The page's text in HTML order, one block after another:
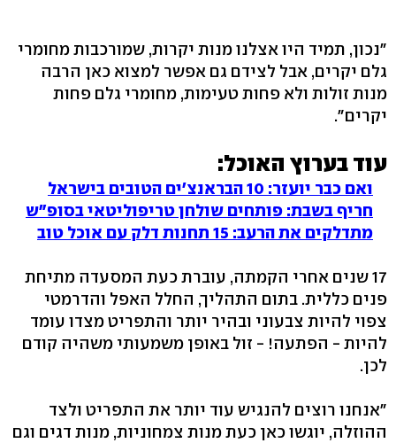
"נכון, תמיד היו אצלנו מנות יקרות, שמורכבות מחומרי
גלם יקרים, אבל לצידם גם אפשר למצוא כאן הרבה
מנות זולות ולא פחות טעימות, מחומרי גלם פחות
יקרים".
עוד בערוץ האוכל:
ואם כבר יועזר: 10 הבראנצ'ים הטובים בישראל
חריף בשבת: פותחים שולחן טריפוליטאי בסופ"ש
מתדלקים את הרעב: 15 תחנות דלק עם אוכל טוב
17 שנים אחרי הקמתה, עוברת כעת המסעדה מתיחת
פנים כללית. בתום התהליך, החלל האפל והדרמטי
צפוי להיות צבעוני ובהיר יותר והתפריט מצדו עומד
להיות - הפתעה! - זול באופן משמעותי משהיה קודם
לכן.
"אנחנו רוצים להנגיש עוד יותר את התפריט ולצד
ההוזלה, יוגשו כאן כעת מנות צמחוניות, מנות דגים וגם